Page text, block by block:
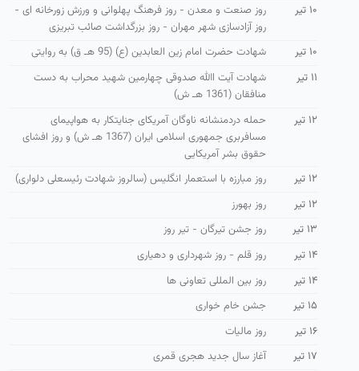
۱۰ تیر
روز صنعت و معدن - روز فرهنگ پهلوانی و ورزش زورخانه ای -
روز آزادسازی شهر مهران - روز بزرگداشت صائب تبریزی
۱۰ تیر
شهادت حضرت امام زین العابدین (ع) (95 هـ ق) به روایتی
۱۱ تیر
شهادت آیت االله صدوقی چهارمین شهید محراب به دست
منافقان (1361 هـ ش)
۱۲ تیر
حمله دردمنشانه ناوگان آمریكای جنایتكار به هواپیمای
مسافربری جمهوری اسلامی ایران (1367 هـ ش) و روز افشای
حقوق بشر آمریكایی
۱۲ تیر
روز مبارزه با استعمار انگلیس (سالروز شهادت رئیسعلی دلواری)
۱۲ تیر
روز بهورز
۱۳ تیر
روز جشن تیرگان - تیر روز
۱۴ تیر
روز قلم - روز شهرداری و دهیاری
۱۴ تیر
روز بین المللی تعاونی ها
۱۵ تیر
جشن خام خواری
۱۶ تیر
روز مالیات
۱۷ تیر
آغاز سال جدید هجری قمری